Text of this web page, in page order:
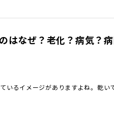
はなぜ？老化？病気？
いるイメージがありますよね。乾